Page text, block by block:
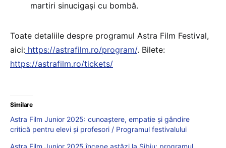
martiri sinucigași cu bombă.
Toate detaliile despre programul Astra Film Festival,
aici: https://astrafilm.ro/program/. Bilete:
https://astrafilm.ro/tickets/
Similare
Astra Film Junior 2025: cunoaștere, empatie și gândire
critică pentru elevi și profesori / Programul festivalului
Astra Film Junior 2025 începe astăzi la Sibiu: programul